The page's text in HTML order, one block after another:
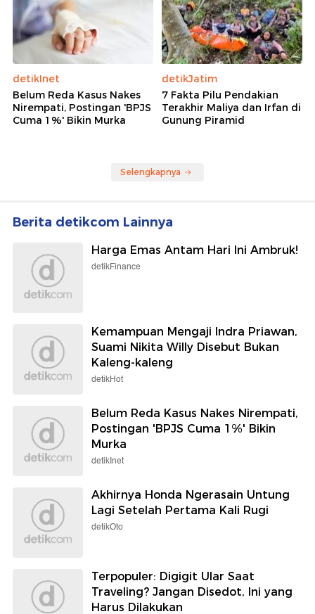
detikInet
Belum Reda Kasus Nakes
Nirempati, Postingan 'BPJS
Cuma 1%' Bikin Murka
detikJatim
7 Fakta Pilu Pendakian
Terakhir Maliya dan Irfan di
Gunung Piramid
Selengkapnya
Berita detikcom Lainnya
Harga Emas Antam Hari Ini Ambruk!
detikFinance
Kemampuan Mengaji Indra Priawan,
Suami Nikita Willy Disebut Bukan
Kaleng-kaleng
detikHot
Belum Reda Kasus Nakes Nirempati,
Postingan 'BPJS Cuma 1%' Bikin
Murka
detikInet
Akhirnya Honda Ngerasain Untung
Lagi Setelah Pertama Kali Rugi
detikOto
Terpopuler: Digigit Ular Saat
Traveling? Jangan Disedot, Ini yang
Harus Dilakukan